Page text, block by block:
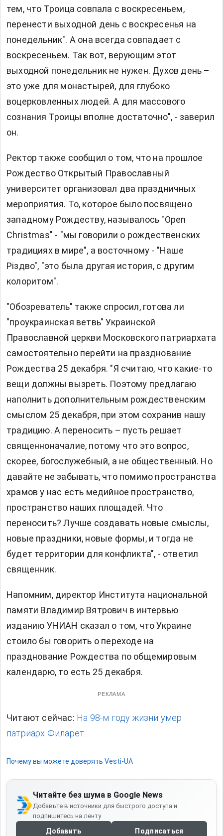
тем, что Троица совпала с воскресеньем,
перенести выходной день с воскресенья на
понедельник". А она всегда совпадает с
воскресеньем. Так вот, верующим этот
выходной понедельник не нужен. Духов день –
это уже для монастырей, для глубоко
воцерковленных людей. А для массового
сознания Троицы вполне достаточно", - заверил
он.
Ректор также сообщил о том, что на прошлое
Рождество Открытый Православный
университет организовал два праздничных
мероприятия. То, которое было посвящено
западному Рождеству, называлось "Open
Christmas" - "мы говорили о рождественских
традициях в мире", а восточному - "Наше
Різдво", "это была другая история, с другим
колоритом".
"Обозреватель" также спросил, готова ли
"проукраинская ветвь" Украинской
Православной церкви Московского патриархата
самостоятельно перейти на празднование
Рождества 25 декабря. "Я считаю, что какие-то
вещи должны вызреть. Поэтому предлагаю
наполнить дополнительным рождественским
смыслом 25 декабря, при этом сохранив нашу
традицию. А переносить – пусть решает
священноначалие, потому что это вопрос,
скорее, богослужебный, а не общественный. Но
давайте не забывать, что помимо пространства
храмов у нас есть медийное пространство,
пространство наших площадей. Что
переносить? Лучше создавать новые смыслы,
новые праздники, новые формы, и тогда не
будет территории для конфликта", - ответил
священник.
Напомним, директор Института национальной
памяти Владимир Вятрович в интервью
изданию УНИАН сказал о том, что Украине
стоило бы говорить о переходе на
празднование Рождества по общемировым
календарю, то есть 25 декабря.
РЕКЛАМА
Читают сейчас: На 98-м году жизни умер
патриарх Филарет.
Почему вы можете доверять Vesti-UA
Читайте без шума в Google News
Добавьте в источники для быстрого доступа и
подпишитесь на ленту
Добавить Подписаться